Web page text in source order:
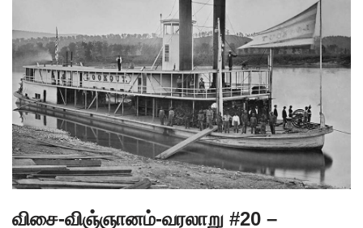
விசை-விஞ்ஞானம்-வரலாறு #20 –